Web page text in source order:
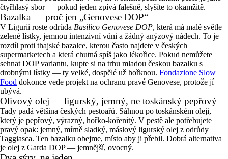
čtyřhlasý sbor — pokud jeden zpívá falešně, slyšíte to okamžitě.
Bazalka — proč jen „Genovese DOP“
V Ligurii roste odrůda Basilico Genovese DOP, která má malé světle
zelené lístky, jemnou intenzivní vůni a žádný anýzový nádech. To je
rozdíl proti thajské bazalce, kterou často najdete v českých
supermarketech a která chutná spíš jako lékořice. Pokud nemůžete
sehnat DOP variantu, kupte si na trhu mladou českou bazalku s
drobnými lístky — ty velké, dospělé už hořknou. Fondazione Slow
Food dokonce vede projekt na ochranu pravé Genovese, protože jí
ubývá.
Olivový olej — ligurský, jemný, ne toskánský pepřový
Tady padá většina českých pestoařů. Sáhnou po toskánském oleji,
který je pepřový, výrazný, hořko-kořenitý. V pestě ale potřebujete
pravý opak: jemný, mírně sladký, máslový ligurský olej z odrůdy
Taggiasca. Ten bazalku obejme, místo aby ji přebil. Dobrá alternativa
je olej z Garda DOP — jemnější, ovocný.